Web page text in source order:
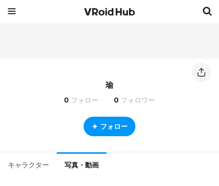
瑜
0 フォロー 0 フォロワー
フォロー
キャラクター 写真・動画